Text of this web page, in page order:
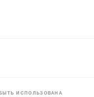
ИСПОЛЬЗОВАНА